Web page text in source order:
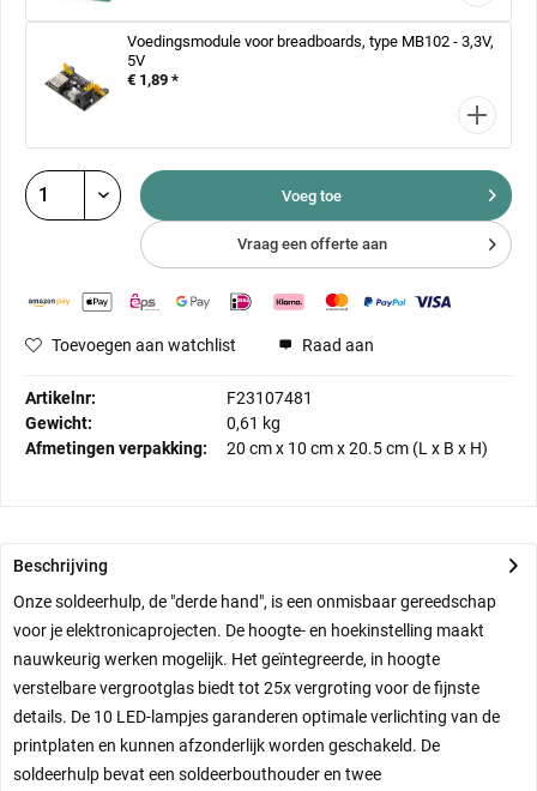
Voedingsmodule voor breadboards, type MB102 - 3,3V,
5V
€ 1,89 *
Voeg toe
Vraag een offerte aan
Toevoegen aan watchlist Raad aan
Artikelnr:
F23107481
Gewicht:
0,61 kg
Afmetingen verpakking:
20 cmx 10 cmx20.5 cm (L x B x H)
Beschrijving
Onze soldeerhulp, de "derde hand", is een onmisbaar gereedschap
voor je elektronicaprojecten. De hoogte- en hoekinstelling maakt
nauwkeurig werken mogelijk. Het geïntegreerde, in hoogte
verstelbare vergrootglas biedt tot 25x vergroting voor de fijnste
details. De 10 LED-lampjes garanderen optimale verlichting van de
printplaten en kunnen afzonderlijk worden geschakeld. De
soldeerhulp bevat een soldeerbouthouder en twee